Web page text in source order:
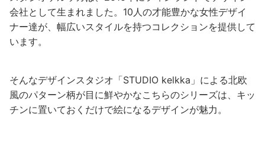
会社として生まれました。10人の才能豊かな女性デザイ
ナー達が、幅広いスタイルを持つコレクションを提供して
います。
そんなデザインスタジオ「STUDIO kelkka」による北欧
風のパターン柄が目に鮮やかなこちらのシリーズは、キッ
チンに置いておくだけで絵になるデザインが魅力。